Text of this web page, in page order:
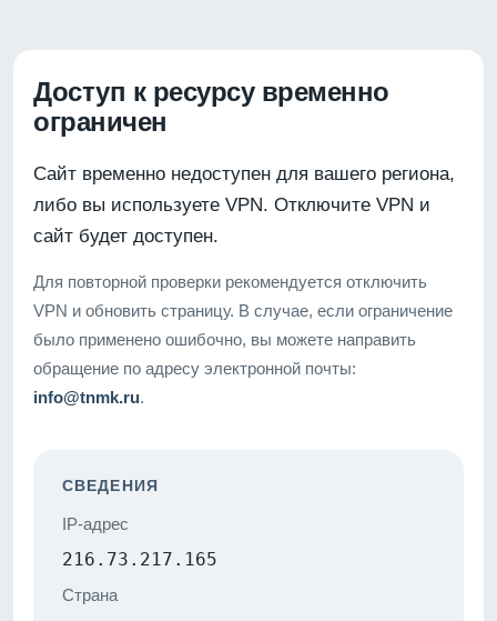
Доступ к ресурсу временно
ограничен
Сайт временно недоступен для вашего региона,
либо вы используете VPN. Отключите VPN и
сайт будет доступен.
Для повторной проверки рекомендуется отключить
VPN и обновить страницу. В случае, если ограничение
было применено ошибочно, вы можете направить
обращение по адресу электронной почты:
info@tnmk.ru.
СВЕДЕНИЯ
IP-адрес
216.73.217.165
Страна